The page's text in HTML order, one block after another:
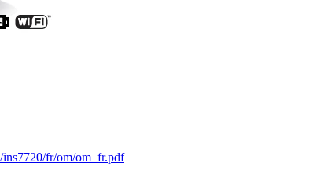
ins7720/fr/om/om_fr.pdf